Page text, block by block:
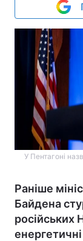
У Пентагоні
Раніше
Байдена
російських